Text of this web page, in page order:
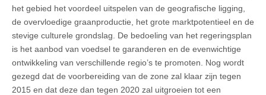
het gebied het voordeel uitspelen van de geografische ligging,
de overvloedige graanproductie, het grote marktpotentieel en de
stevige culturele grondslag. De bedoeling van het regeringsplan
is het aanbod van voedsel te garanderen en de evenwichtige
ontwikkeling van verschillende regio’s te promoten. Nog wordt
gezegd dat de voorbereiding van de zone zal klaar zijn tegen
2015 en dat deze dan tegen 2020 zal uitgroeien tot een